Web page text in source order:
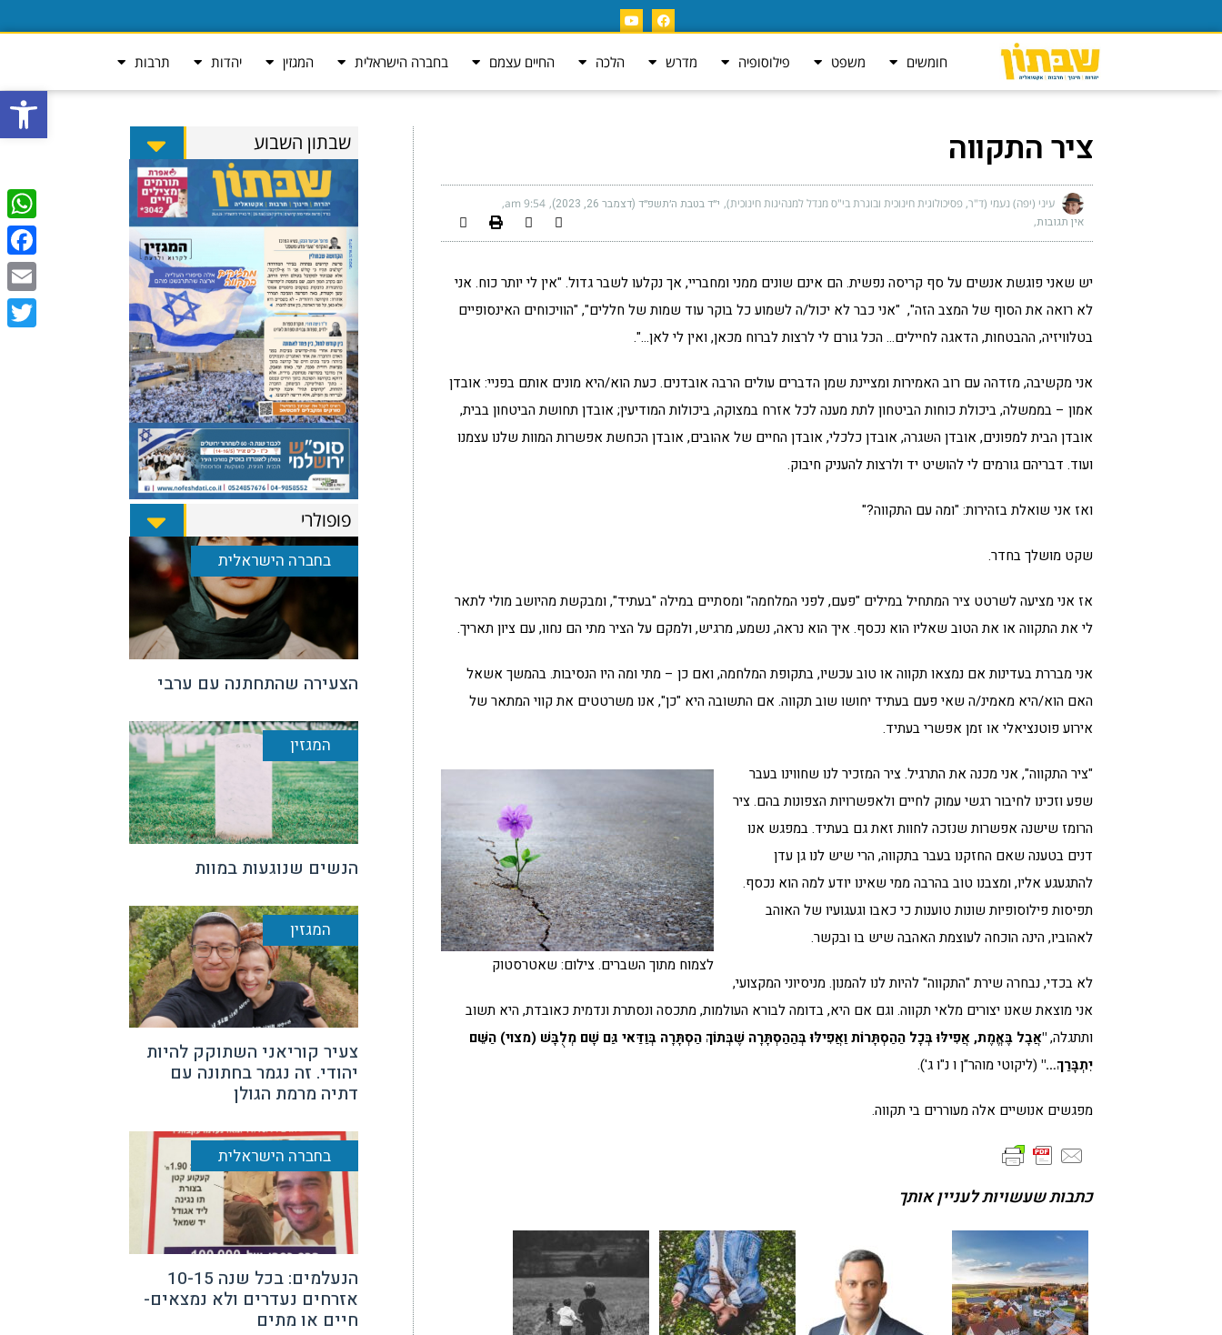
פתח
חומשים משפט פילוסופיה מדרש הלכה החיים עצמם בחברה הישראלית המגזין יהדות תרבות
ציר התקווה
עיני (יפה) נעמי (ד"ר, פסיכולוגית חינוכית ובוגרת בי"ס מנדל למנהיגות חינוכית) י״ד בטבת ה׳תשפ״ד (דצמבר 26, 2023) 9:54 am
אין תגובות
יש שאני פוגשת אנשים על סף קריסה נפשית. הם אינם שונים ממני ומחבריי, אך נקלעו לשבר גדול. "אין לי יותר כוח. אני
לא רואה את הסוף של המצב הזה", "אני כבר לא יכול/ה לשמוע כל בוקר עוד שמות של חללים", "הוויכוחים האינסופיים
בטלוויזיה, ההבטחות, הדאגה לחיילים… הכל גורם לי לרצות לברוח מכאן, ואין לי לאן…".
אני מקשיבה, מזדהה עם רוב האמירות ומציינת שמן הדברים עולים הרבה אובדנים. כעת הוא/היא מונים אותם בפניי: אובדן
אמון – בממשלה, ביכולת כוחות הביטחון לתת מענה לכל אזרח במצוקה, ביכולות המודיעין; אובדן תחושת הביטחון בבית,
אובדן הבית למפונים, אובדן השגרה, אובדן כלכלי, אובדן החיים של אהובים, אובדן הכחשת אפשרות המוות שלנו עצמנו
ועוד. דבריהם גורמים לי להושיט יד ולרצות להעניק חיבוק.
ואז אני שואלת בזהירות: "ומה עם התקווה?"
שקט מושלך בחדר.
אז אני מציעה לשרטט ציר המתחיל במילים "פעם, לפני המלחמה" ומסתיים במילה "בעתיד", ומבקשת מהיושב מולי לתאר
לי את התקווה או את הטוב שאליו הוא נכסף. איך הוא נראה, נשמע, מרגיש, ולמקם על הציר מתי הם נחוו, עם ציון תאריך.
אני מבררת בעדינות אם נמצאו תקווה או טוב עכשיו, בתקופת המלחמה, ואם כן – מתי ומה היו הנסיבות. בהמשך אשאל
האם הוא/היא מאמינ/ה שאי פעם בעתיד יחושו שוב תקווה. אם התשובה היא "כן", אנו משרטטים את קווי המתאר של
אירוע פוטנציאלי או זמן אפשרי בעתיד.
לצמוח מתוך השברים. צילום: שאטרסטוק
"ציר התקווה", אני מכנה את התרגיל. ציר המזכיר לנו שחווינו בעבר
שפע וזכינו לחיבור רגשי עמוק לחיים ולאפשרויות הצפונות בהם. ציר
הרומז שישנה אפשרות שנזכה לחוות זאת גם בעתיד. במפגש אנו
דנים בטענה שאם החזקנו בעבר בתקווה, הרי שיש לנו גן עדן
להתגעגע אליו, ומצבנו טוב בהרבה ממי שאינו יודע למה הוא נכסף.
תפיסות פילוסופיות שונות טוענות כי כאבו וגעגועיו של האוהב
לאהוביו, הינה הוכחה לעוצמת האהבה שיש בו ובקשר.
לא בכדי, נבחרה שירת "התקווה" להיות לנו להמנון. מניסיוני המקצועי,
אני מוצאת שאנו יצורים מלאי תקווה. וגם אם היא, בדומה לבורא העולמות, מתכסה ונסתרת ונדמית כאובדת, היא תשוב
ותתגלה,"אֲבָל בֶּאֱמֶת, אֲפִילּוּ בְּכָל הַהַסְתָּרוֹת וַאֲפִילּוּ בְּהַהַסְתָּרָה שֶׁבְּתוֹךְ הַסְתָּרָה בְּוַדַּאי גַּם שָׁם מְלֻבָּשׁ (מצוי) הַשֵּׁם
יִתְבָּרַךְ…" (ליקוטי מוהר"ן ו נ"ו ג').
מפגשים אנושיים אלה מעוררים בי תקווה.
כתבות שעשויות לעניין אותך
שבתון השבוע
פופולרי
בחברה הישראלית
הצעירה שהתחתנה עם ערבי
המגזין
הנשים שנוגעות במוות
המגזין
צעיר קוריאני השתוקק להיות
יהודי. זה נגמר בחתונה עם
דתיה מרמת הגולן
בחברה הישראלית
הנעלמים: בכל שנה 10-15
אזרחים נעדרים ולא נמצאים-
חיים או מתים
Email